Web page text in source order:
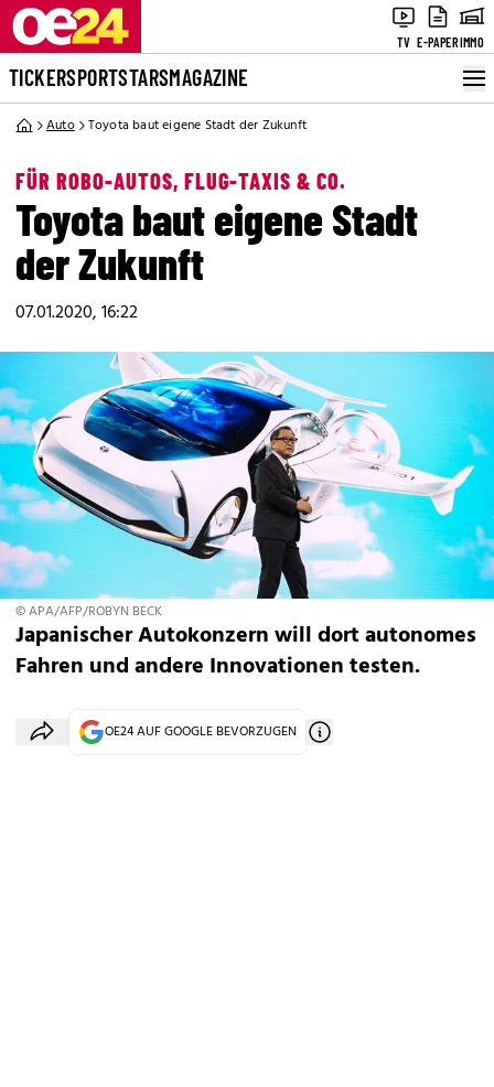
TV E-PAPERIMMO
TICKERSPORTSTARSMAGAZINE
Auto Toyota baut eigene Stadt der Zukunft
FÜR ROBO-AUTOS, FLUG-TAXIS & CO.
Toyota baut eigene Stadt
der Zukunft
07.01.2020, 16:22
© APA/AFP/ROBYN BECK
Japanischer Autokonzern will dort autonomes
Fahren und andere Innovationen testen.
OE24 AUF GOOGLE BEVORZUGEN